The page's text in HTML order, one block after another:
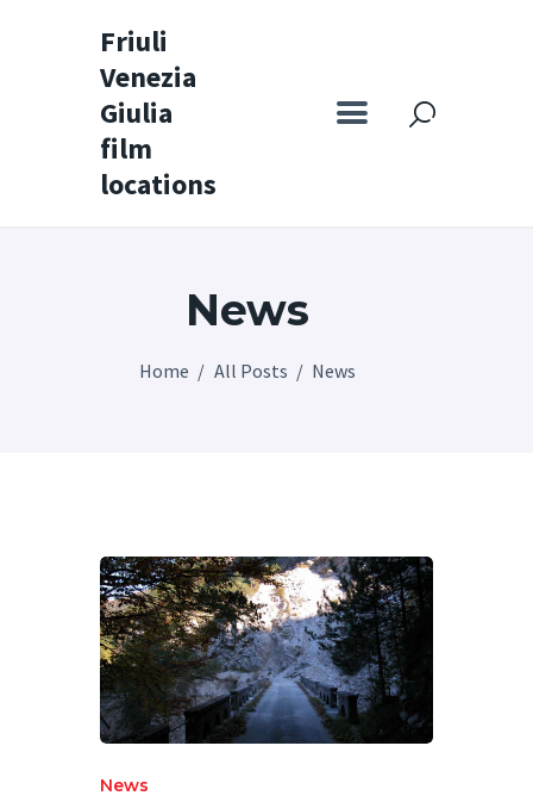
Friuli
Venezia
Giulia
film
locations
News
Home All Posts News
Friuli Venezia Giulia film locations
Home
Special itineraries
English
News